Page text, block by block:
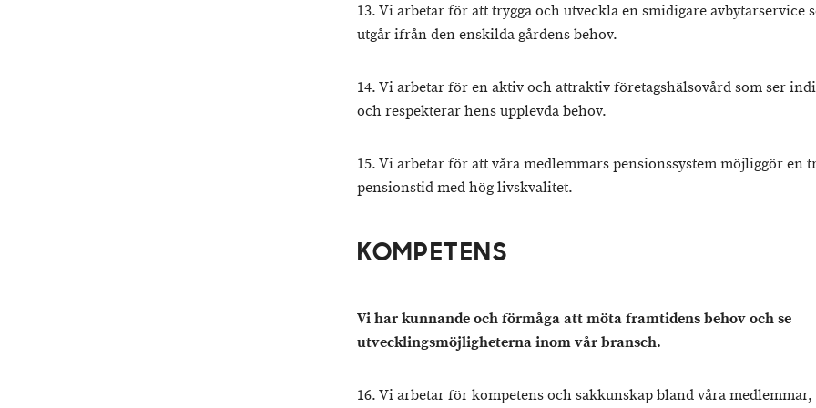
13. Vi arbetar för att trygga och utveckla en smidigare avbytarservice
utgår ifrån den enskilda gårdens behov.
14. Vi arbetar för en aktiv och attraktiv företagshälsovård som ser
och respekterar hens upplevda behov.
15. Vi arbetar för att våra medlemmars pensionssystem möjliggör en
pensionstid med hög livskvalitet.
KOMPETENS
Vi har kunnande och förmåga att möta framtidens behov och se
utvecklingsmöjligheterna inom vår bransch.
16. Vi arbetar för kompetens och sakkunskap bland våra medlemmar,